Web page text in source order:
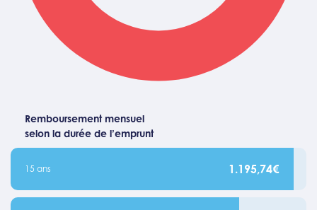
Remboursement mensuel
selon la durée de l’emprunt
15 ans 1.195,74€